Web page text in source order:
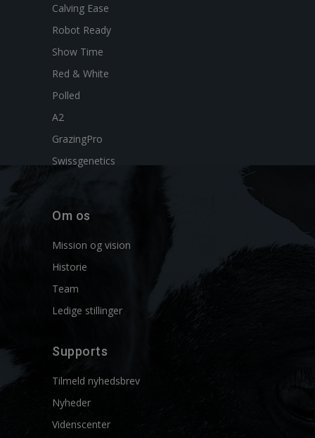
Calving Ease
Robot Ready
Show Time
Red & White
Polled
A2
GrazingPro
Swissgenetics
Om os
Mission og vision
Historie
Team
Ledige stillinger
Supports
Tilmeld nyhedsbrev
Nyheder
Videnscenter